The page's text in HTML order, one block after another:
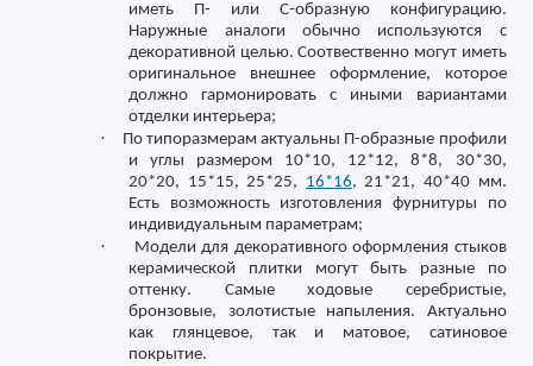
иметь П- или С-образную конфигурацию.
Наружные аналоги обычно используются с
декоративной целью. Соотвественно могут иметь
оригинальное внешнее оформление, которое
должно гармонировать с иными вариантами
отделки интерьера;
·
По типоразмерам актуальны П-образные профили
и углы размером 10*10, 12*12, 8*8, 30*30,
20*20, 15*15, 25*25, 16*16, 21*21, 40*40 мм.
Есть возможность изготовления фурнитуры по
индивидуальным параметрам;
·
Модели для декоративного оформления стыков
керамической плитки могут быть разные по
оттенку. Самые ходовые серебристые,
бронзовые, золотистые напыления. Актуально
как глянцевое, так и матовое, сатиновое
покрытие.